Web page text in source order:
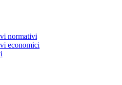
normativi
economici